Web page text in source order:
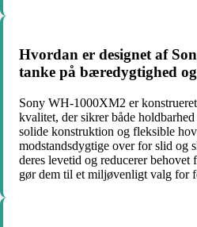
Hvordan er designet af
tanke på bæredygtighed
Sony WH-1000XM2 er
kvalitet, der sikrer både
solide konstruktion og fleksible
modstandsdygtige over for slid og
deres levetid og reducerer
gør dem til et miljøvenligt valg for